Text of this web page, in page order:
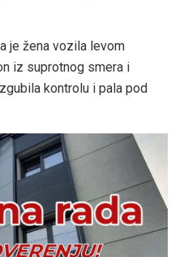
je žena vozila levom
iz suprotnog smera i
kontrolu i pala pod